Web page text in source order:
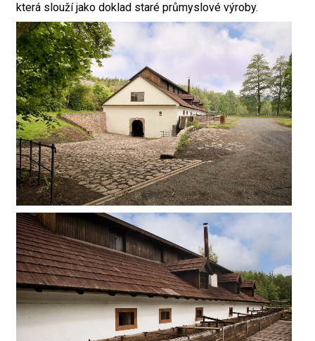
která slouží jako doklad staré průmyslové výroby.